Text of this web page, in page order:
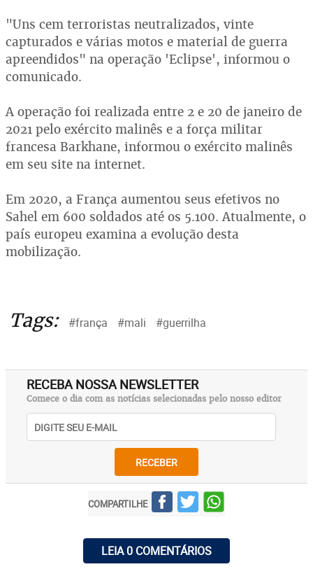
"Uns cem terroristas neutralizados, vinte
capturados e várias motos e material de guerra
apreendidos" na operação 'Eclipse', informou o
comunicado.
A operação foi realizada entre 2 e 20 de janeiro de
2021 pelo exército malinês e a força militar
francesa Barkhane, informou o exército malinês
em seu site na internet.
Em 2020, a França aumentou seus efetivos no
Sahel em 600 soldados até os 5.100. Atualmente, o
país europeu examina a evolução desta
mobilização.
Tags: #frança #mali #guerrilha
RECEBA NOSSA NEWSLETTER
Comece o dia com as notícias selecionadas pelo nosso editor
RECEBER
COMPARTILHE
LEIA 0 COMENTÁRIOS